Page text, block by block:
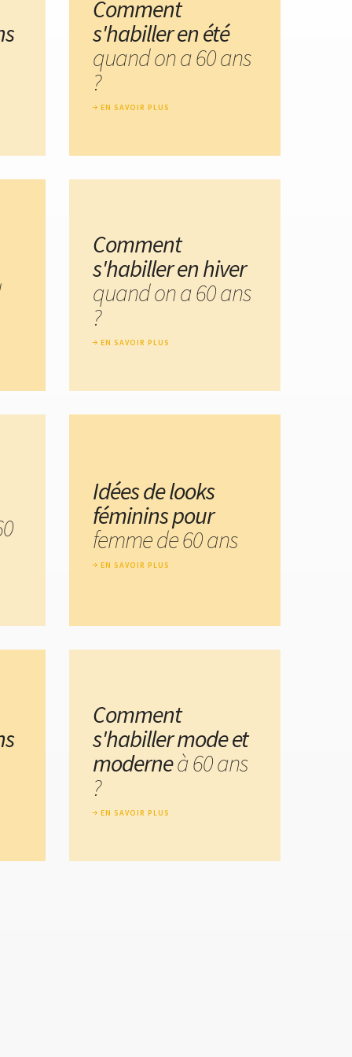
Comment
s'habiller en été
quand on a 60 ans
?
EN SAVOIR PLUS
Comment
s'habiller en hiver
quand on a 60 ans
?
EN SAVOIR PLUS
Idées de looks
féminins pour
femme de 60 ans
EN SAVOIR PLUS
Comment
s'habiller mode et
moderneà 60 ans
?
EN SAVOIR PLUS